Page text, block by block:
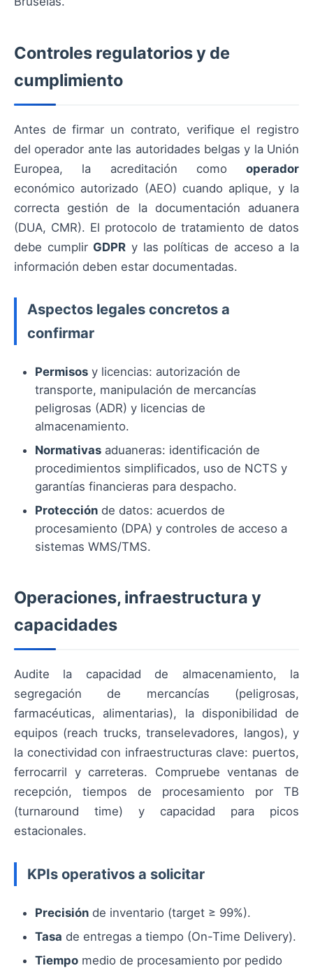
Controles regulatorios y de
cumplimiento
Antes de firmar un contrato, verifique el registro
del operador ante las autoridades belgas y la Unión
Europea, la acreditación como operador
económico autorizado (AEO) cuando aplique, y la
correcta gestión de la documentación aduanera
(DUA, CMR). El protocolo de tratamiento de datos
debe cumplir GDPR y las políticas de acceso a la
información deben estar documentadas.
Aspectos legales concretos a
confirmar
Permisos y licencias: autorización de
transporte, manipulación de mercancías
peligrosas (ADR) y licencias de
almacenamiento.
Normativas aduaneras: identificación de
procedimientos simplificados, uso de NCTS y
garantías financieras para despacho.
Protección de datos: acuerdos de
procesamiento (DPA) y controles de acceso a
sistemas WMS/TMS.
Operaciones, infraestructura y
capacidades
Audite la capacidad de almacenamiento, la
segregación de mercancías (peligrosas,
farmacéuticas, alimentarias), la disponibilidad de
equipos (reach trucks, transelevadores, langos), y
la conectividad con infraestructuras clave: puertos,
ferrocarril y carreteras. Compruebe ventanas de
recepción, tiempos de procesamiento por TB
(turnaround time) y capacidad para picos
estacionales.
KPIs operativos a solicitar
Precisión de inventario (target ≥ 99%).
Tasa de entregas a tiempo (On-Time Delivery).
Tiempo medio de procesamiento por pedido